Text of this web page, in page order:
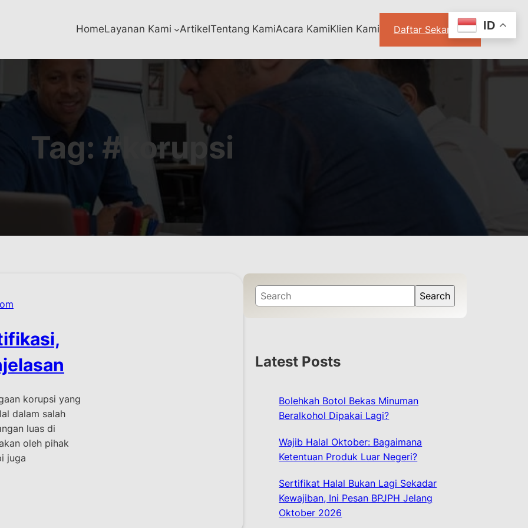
HomeLayanan Kami ArtikelTentang KamiAcara KamiKlien Kami Daftar Sekarang
Tag: #korupsi
korupsi yang
dalam salah
luas di
oleh pihak
juga
S
e
h
Search
Latest Posts
Bolehkah Botol Bekas Minuman
Beralkohol Dipakai Lagi?
Wajib Halal Oktober: Bagaimana
Ketentuan Produk Luar Negeri?
Sertifikat Halal Bukan Lagi Sekadar
Kewajiban, Ini Pesan BPJPH Jelang
Oktober 2026
ID